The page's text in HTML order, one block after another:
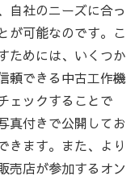
自社のニーズに合っ
が可能なのです。こ
ためには、いくつか
頼できる中古工作機
ェックすることで
真付きで公開してお
きます。また、より
売店が参加するオン